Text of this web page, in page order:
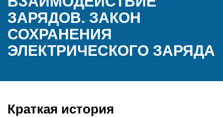
ЗАРЯДОВ. ЗАКОН
СОХРАНЕНИЯ
ЭЛЕКТРИЧЕСКОГО ЗАРЯДА
Краткая история